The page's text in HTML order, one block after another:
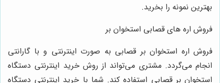
بهترین نمونه را بخرید.
فروش اره های قصابی استخوان بر
فروش اره استخوان بر قصابی به صورت اینترنتی و با گارانتی
انجام می‌گردد. مشتری می‌تواند از روش خرید اینترنتی دستگاه
استخوان بر قصابی استفاده کند. شما با خرید اینترنتی دستگاه